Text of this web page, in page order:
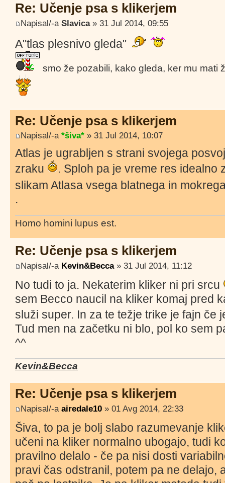
Re: Učenje psa s klikerjem
Napisal/-a Slavica» 31 Jul 2014, 09:55
A"tlas plesnivo gleda"
smo že pozabili, kako gleda, ker mu mati
Re: Učenje psa s klikerjem
Napisal/-a *šiva* » 31 Jul 2014, 10:07
Atlas je ugrabljen s strani svojega
zraku
. Sploh pa je vreme res idealno
slikam Atlasa vsega blatnega in
.
Homo homini lupus est.
Re: Učenje psa s klikerjem
Napisal/-a Kevin&Becca» 31 Jul 2014, 11:12
No tudi to ja. Nekaterim kliker ni pri srcu
sem Becco naucil na kliker komaj pred
služi super. In za te težje trike je fajn če
Tud men na začetku ni blo, pol ko sem
^^
Kevin&Becca
Re: Učenje psa s klikerjem
Napisal/-a airedale10 » 01 Avg 2014, 22:33
Šiva, to pa je bolj slabo razumevanje
učeni na kliker normalno ubogajo, tudi
pravilno delalo - če pa nisi dosti
pravi čas odstranil, potem pa ne delajo,